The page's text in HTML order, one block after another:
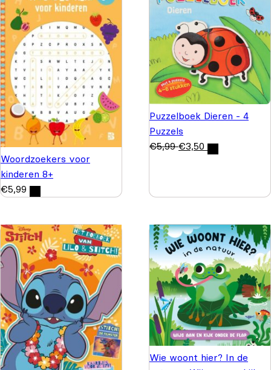
Woordzoekers voor
kinderen 8+
€5,99
Puzzelboek Dieren - 4
Puzzels
€5,99 €3,50
Wie woont hier? In de